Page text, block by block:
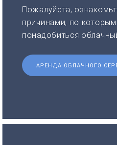
Пожалуйста,
причинами, по
понадобиться
АРЕНДА ОБЛАЧНОГО